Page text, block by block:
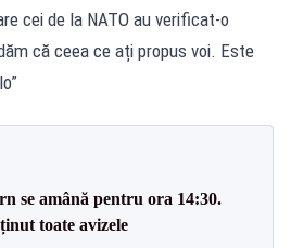
cei de la NATO au verificat-o
că ceea ce ați propus voi. Este
se amână pentru ora 14:30.
toate avizele